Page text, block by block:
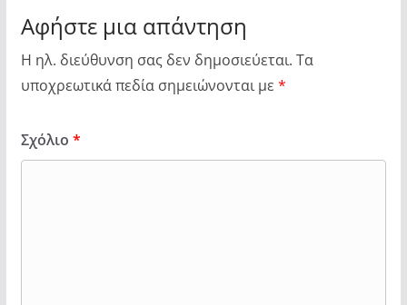
Αφήστε μια απάντηση
Η ηλ. διεύθυνση σας δεν δημοσιεύεται. Τα
υποχρεωτικά πεδία σημειώνονται με *
Σχόλιο *